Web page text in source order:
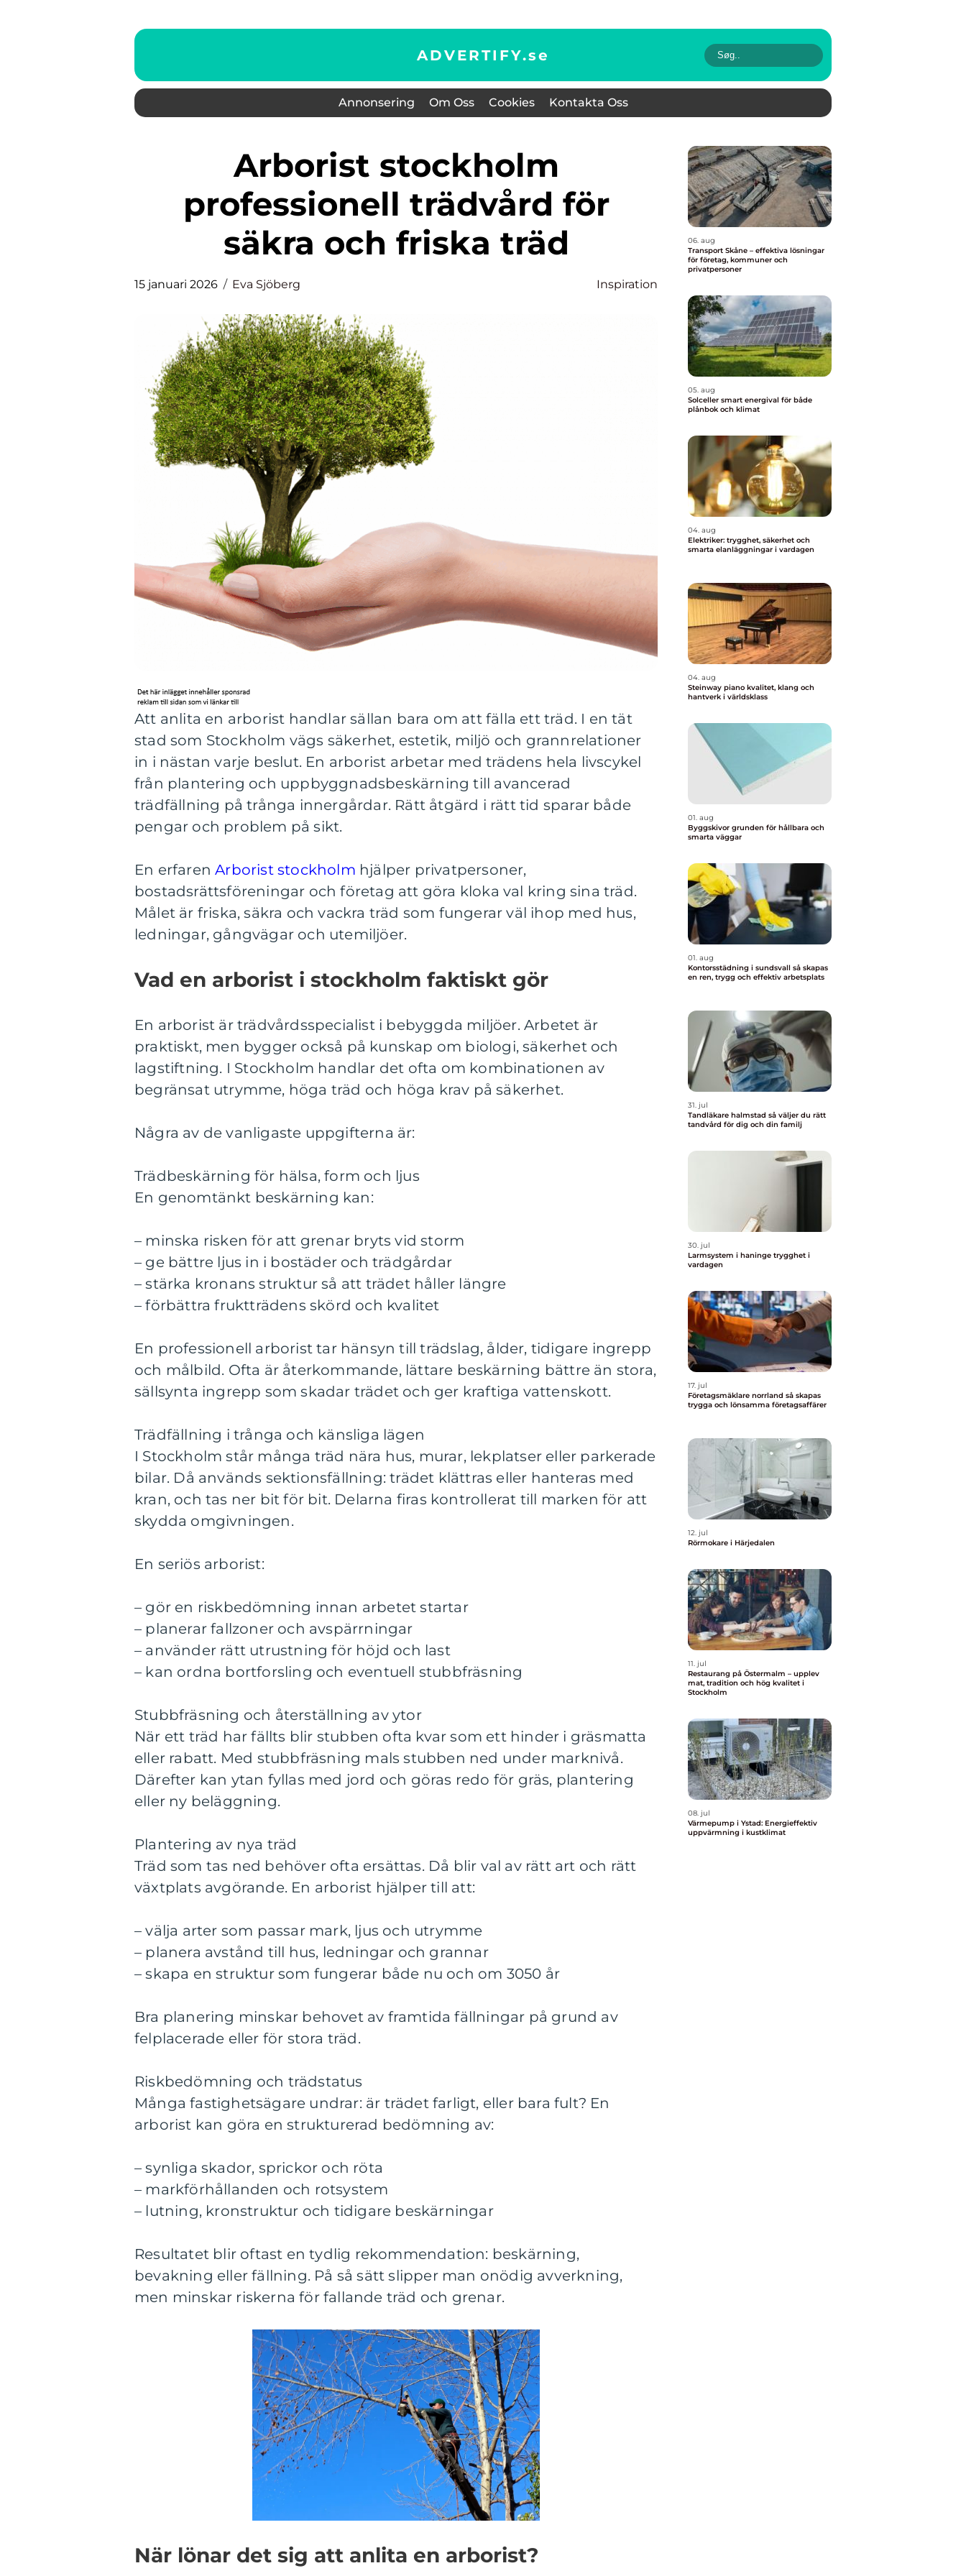
ADVERTIFY.se
Annonsering Om Oss Cookies Kontakta Oss
Arborist stockholm
professionell trädvård för
säkra och friska träd
15 januari 2026 Eva Sjöberg Inspiration
Att anlita en arborist handlar sällan bara om att fälla ett träd. I en tät
stad som Stockholm vägs säkerhet, estetik, miljö och grannrelationer
in i nästan varje beslut. En arborist arbetar med trädens hela livscykel
från plantering och uppbyggnadsbeskärning till avancerad
trädfällning på trånga innergårdar. Rätt åtgärd i rätt tid sparar både
pengar och problem på sikt.
En erfarenArborist stockholm hjälper privatpersoner,
bostadsrättsföreningar och företag att göra kloka val kring sina träd.
Målet är friska, säkra och vackra träd som fungerar väl ihop med hus,
ledningar, gångvägar och utemiljöer.
Vad en arborist i stockholm faktiskt gör
En arborist är trädvårdsspecialist i bebyggda miljöer. Arbetet är
praktiskt, men bygger också på kunskap om biologi, säkerhet och
lagstiftning. I Stockholm handlar det ofta om kombinationen av
begränsat utrymme, höga träd och höga krav på säkerhet.
Några av de vanligaste uppgifterna är:
Trädbeskärning för hälsa, form och ljus
En genomtänkt beskärning kan:
– minska risken för att grenar bryts vid storm
– ge bättre ljus in i bostäder och trädgårdar
– stärka kronans struktur så att trädet håller längre
– förbättra fruktträdens skörd och kvalitet
En professionell arborist tar hänsyn till trädslag, ålder, tidigare ingrepp
och målbild. Ofta är återkommande, lättare beskärning bättre än stora,
sällsynta ingrepp som skadar trädet och ger kraftiga vattenskott.
Trädfällning i trånga och känsliga lägen
I Stockholm står många träd nära hus, murar, lekplatser eller parkerade
bilar. Då används sektionsfällning: trädet klättras eller hanteras med
kran, och tas ner bit för bit. Delarna firas kontrollerat till marken för att
skydda omgivningen.
En seriös arborist:
– gör en riskbedömning innan arbetet startar
– planerar fallzoner och avspärrningar
– använder rätt utrustning för höjd och last
– kan ordna bortforsling och eventuell stubbfräsning
Stubbfräsning och återställning av ytor
När ett träd har fällts blir stubben ofta kvar som ett hinder i gräsmatta
eller rabatt. Med stubbfräsning mals stubben ned under marknivå.
Därefter kan ytan fyllas med jord och göras redo för gräs, plantering
eller ny beläggning.
Plantering av nya träd
Träd som tas ned behöver ofta ersättas. Då blir val av rätt art och rätt
växtplats avgörande. En arborist hjälper till att:
– välja arter som passar mark, ljus och utrymme
– planera avstånd till hus, ledningar och grannar
– skapa en struktur som fungerar både nu och om 3050 år
Bra planering minskar behovet av framtida fällningar på grund av
felplacerade eller för stora träd.
Riskbedömning och trädstatus
Många fastighetsägare undrar: är trädet farligt, eller bara fult? En
arborist kan göra en strukturerad bedömning av:
– synliga skador, sprickor och röta
– markförhållanden och rotsystem
– lutning, kronstruktur och tidigare beskärningar
Resultatet blir oftast en tydlig rekommendation: beskärning,
bevakning eller fällning. På så sätt slipper man onödig avverkning,
men minskar riskerna för fallande träd och grenar.
När lönar det sig att anlita en arborist?
06. aug
Transport Skåne – effektiva lösningar
för företag, kommuner och
privatpersoner
05. aug
Solceller smart energival för både
plånbok och klimat
04. aug
Elektriker: trygghet, säkerhet och
smarta elanläggningar i vardagen
04. aug
Steinway piano kvalitet, klang och
hantverk i världsklass
01. aug
Byggskivor grunden för hållbara och
smarta väggar
01. aug
Kontorsstädning i sundsvall så skapas
en ren, trygg och effektiv arbetsplats
31. jul
Tandläkare halmstad så väljer du rätt
tandvård för dig och din familj
30. jul
Larmsystem i haninge trygghet i
vardagen
17. jul
Företagsmäklare norrland så skapas
trygga och lönsamma företagsaffärer
12. jul
Rörmokare i Härjedalen
11. jul
Restaurang på Östermalm – upplev
mat, tradition och hög kvalitet i
Stockholm
08. jul
Värmepump i Ystad: Energieffektiv
uppvärmning i kustklimat